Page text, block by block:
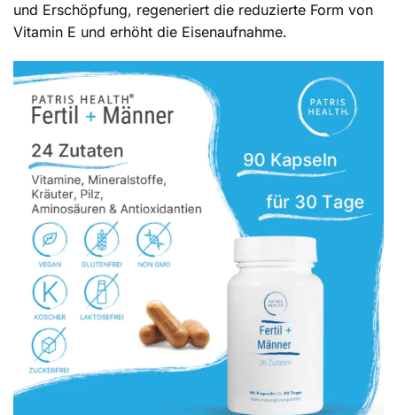
und Erschöpfung, regeneriert die reduzierte Form von
Vitamin E und erhöht die Eisenaufnahme.